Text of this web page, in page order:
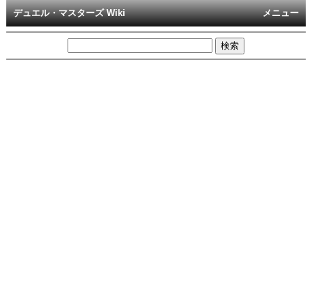
メニュー
デュエル・マスターズ Wiki